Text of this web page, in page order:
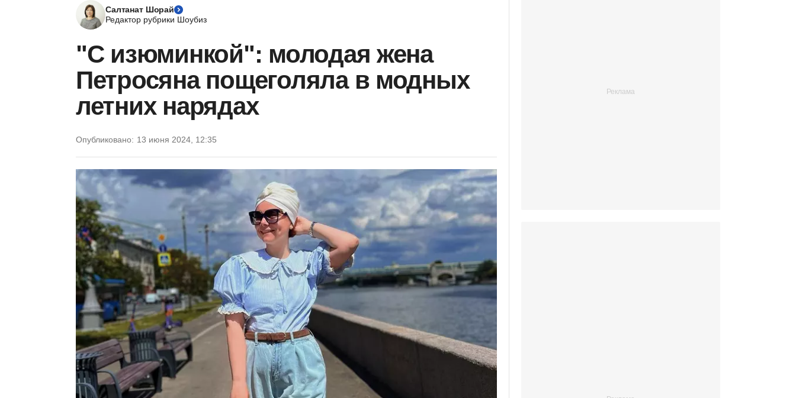
Салтанат Шорай
Редактор рубрики Шоубиз
"С изюминкой": молодая жена
Петросяна пощеголяла в модных
летних нарядах
Опубликовано: 13 июня 2024, 12:35